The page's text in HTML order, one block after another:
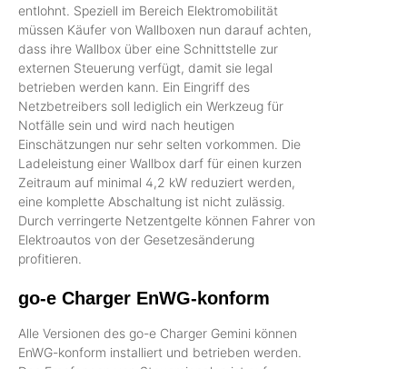
entlohnt. Speziell im Bereich Elektromobilität
müssen Käufer von Wallboxen nun darauf achten,
dass ihre Wallbox über eine Schnittstelle zur
externen Steuerung verfügt, damit sie legal
betrieben werden kann. Ein Eingriff des
Netzbetreibers soll lediglich ein Werkzeug für
Notfälle sein und wird nach heutigen
Einschätzungen nur sehr selten vorkommen. Die
Ladeleistung einer Wallbox darf für einen kurzen
Zeitraum auf minimal 4,2 kW reduziert werden,
eine komplette Abschaltung ist nicht zulässig.
Durch verringerte Netzentgelte können Fahrer von
Elektroautos von der Gesetzesänderung
profitieren.
go-e Charger EnWG-konform
Alle Versionen des go-e Charger Gemini können
EnWG-konform installiert und betrieben werden.